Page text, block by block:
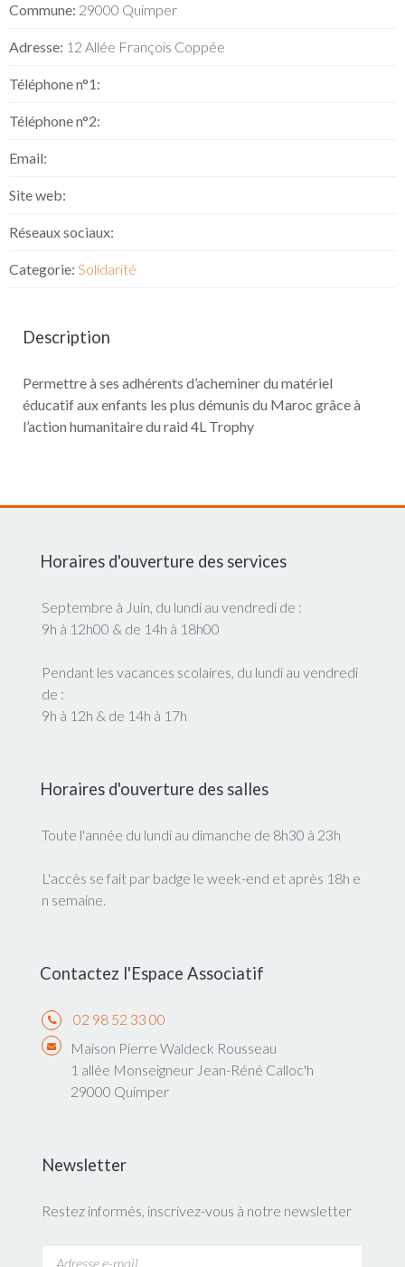
Commune: 29000 Quimper
Adresse: 12 Allée François Coppée
Téléphone n°1:
Téléphone n°2:
Email:
Site web:
Réseaux sociaux:
Categorie: Solidarité
Description
Permettre à ses adhérents d’acheminer du matériel
éducatif aux enfants les plus démunis du Maroc grâce à
l’action humanitaire du raid 4L Trophy
Horaires d'ouverture des services
Septembre à Juin, du lundi au vendredi de :
9h à 12h00 & de 14h à 18h00
Pendant les vacances scolaires, du lundi au vendredi
de :
9h à 12h & de 14h à 17h
Horaires d'ouverture des salles
Toute l'année du lundi au dimanche de 8h30 à 23h
L'accès se fait par badge le week-end et après 18h e
n semaine.
Contactez l'Espace Associatif
02 98 52 33 00
Maison Pierre Waldeck Rousseau
1 allée Monseigneur Jean-Réné Calloc'h
29000 Quimper
Newsletter
Restez informés, inscrivez-vous à notre newsletter